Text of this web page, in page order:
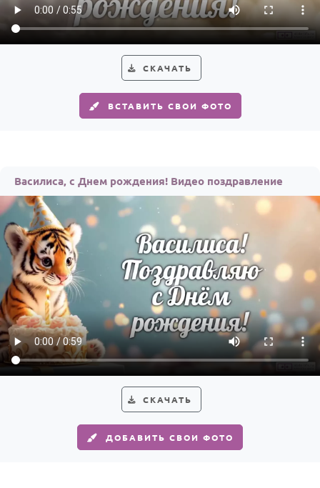
Годовщина свадьбы
Календарь праздников
Женщине
Мужчине
Детям
Все родственники
ПЕРСОНАЛЬНЫЕ
Пожелания
По именам
По годам
СКАЧАТЬ
ВСТАВИТЬ СВОИ ФОТО
Василиса, с Днем рождения! Видео поздравление
СКАЧАТЬ
ДОБАВИТЬ СВОИ ФОТО